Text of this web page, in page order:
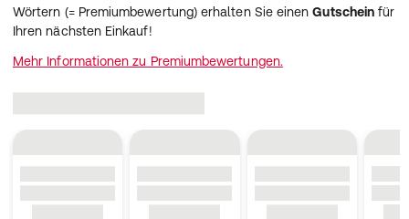
Wörtern (= Premiumbewertung) erhalten Sie einenGutschein für
Ihren nächsten Einkauf!
Mehr Informationen zu Premiumbewertungen.